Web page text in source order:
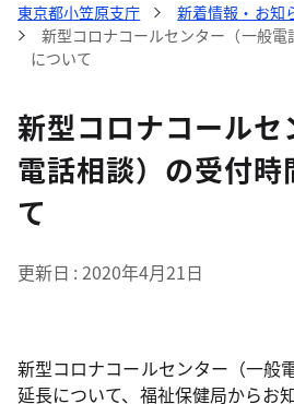
東京都小笠原支庁 新着情報・お知
新型コロナコールセンター（一般
について
新型コロナコール
電話相談）の受付
て
更新日 2020年4月21日
新型コロナコールセンター（一般
延長について、福祉保健局からお